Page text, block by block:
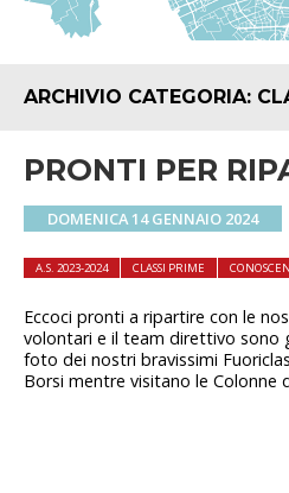
ARCHIVIO CATEGORIA:
PRONTI PER
DOMENICA 14 GENNAIO 2024
A.S. 2023-2024 CLASSI PRIME
Eccoci pronti a ripartire con le
volontari e il team direttivo sono
foto dei nostri bravissimi
Borsi mentre visitano le Colonne